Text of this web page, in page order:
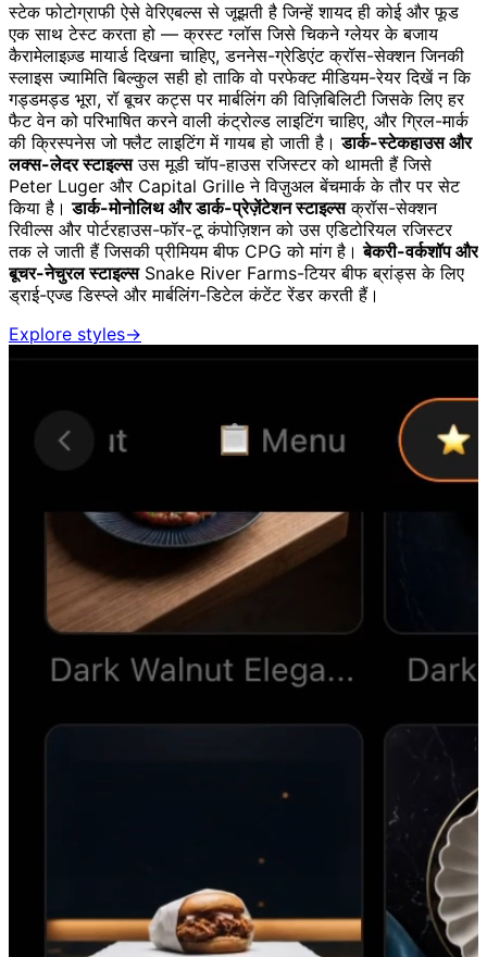
स्टेक फोटोग्राफी ऐसे वेरिएबल्स से जूझती है जिन्हें शायद ही कोई और फूड
एक साथ टेस्ट करता हो — क्रस्ट ग्लॉस जिसे चिकने ग्लेयर के बजाय
कैरामेलाइज़्ड मायार्ड दिखना चाहिए, डननेस-ग्रेडिएंट क्रॉस-सेक्शन जिनकी
स्लाइस ज्यामिति बिल्कुल सही हो ताकि वो परफेक्ट मीडियम-रेयर दिखें न कि
गड्डमड्ड भूरा, रॉ बूचर कट्स पर मार्बलिंग की विज़िबिलिटी जिसके लिए हर
फैट वेन को परिभाषित करने वाली कंट्रोल्ड लाइटिंग चाहिए, और ग्रिल-मार्क
की क्रिस्पनेस जो फ्लैट लाइटिंग में गायब हो जाती है।डार्क-स्टेकहाउस और
लक्स-लेदर स्टाइल्सउस मूडी चॉप-हाउस रजिस्टर को थामती हैं जिसे
Peter Luger और Capital Grille ने विज़ुअल बेंचमार्क के तौर पर सेट
किया है।डार्क-मोनोलिथ और डार्क-प्रेज़ेंटेशन स्टाइल्सक्रॉस-सेक्शन
रिवील्स और पोर्टरहाउस-फॉर-टू कंपोज़िशन को उस एडिटोरियल रजिस्टर
तक ले जाती हैं जिसकी प्रीमियम बीफ CPG को मांग है।बेकरी-वर्कशॉप और
बूचर-नेचुरल स्टाइल्सSnake River Farms-टियर बीफ ब्रांड्स के लिए
ड्राई-एज्ड डिस्प्ले और मार्बलिंग-डिटेल कंटेंट रेंडर करती हैं।
Explore styles→